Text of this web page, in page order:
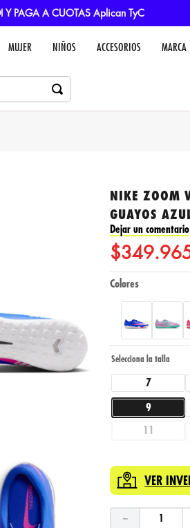
Y PAGA A CUOTAS Aplican TyC
MUJER NIÑOS ACCESORIOS MARCA
NIKE ZOOM
GUAYOS
Dejar un comentario
$349.
Colores
7
9
11
VER
－